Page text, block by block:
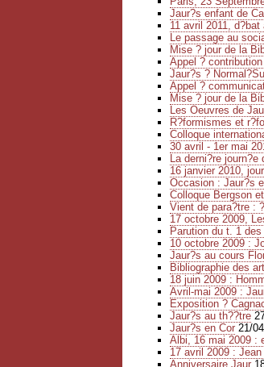
Jaur?s enfant de
11 avril 2011,
Le passage au
Mise ? jour de la
Appel ?
Jaur?s ?
Appel ?
Mise ? jour de la
Les Oeuvres de
R?formismes et
Colloque
30 avril - 1er mai
La derni?re journ?e
16 janvier 2010,
Occasion : Jaur?s
Colloque Bergson
Vient de para?tre :
17 octobre 2009,
Parution du t. 1 des
10 octobre 2009 :
Jaur?s au cours
Bibliographie des
18 juin 2009 :
Avril-mai 2009 :
Exposition ?
Jaur?s au th??tre
Jaur?s en Cor 21/
Albi, 16 mai 2009 :
17 avril 2009 :
Anniversaire Jaur